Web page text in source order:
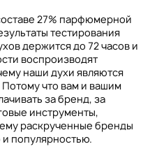
27% парфюмерной
тестирования
держится до 72 часов и
воспроизводят
наши духи являются
что вам и вашим
за бренд, за
инструменты,
раскрученные бренды
популярностью.